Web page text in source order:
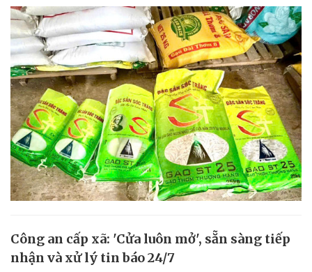
Công an cấp xã: 'Cửa luôn mở', sẵn sàng tiếp
nhận và xử lý tin báo 24/7